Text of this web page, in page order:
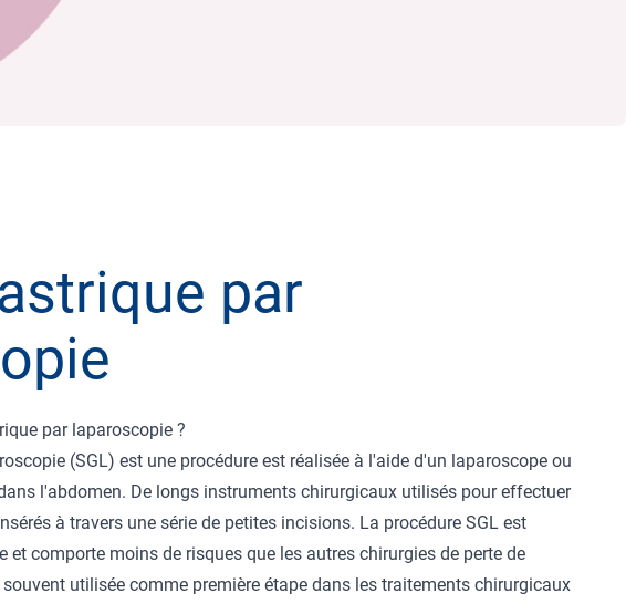
par
par laparoscopie ?
(SGL) est une procédure est réalisée à l'aide d'un laparoscope ou
l'abdomen. De longs instruments chirurgicaux utilisés pour effectuer
à travers une série de petites incisions. La procédure SGL est
et comporte moins de risques que les autres chirurgies de perte de
utilisée comme première étape dans les traitements chirurgicaux